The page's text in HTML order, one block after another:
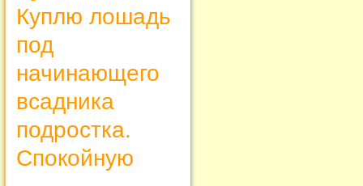
Куплю лошадь
под
начинающего
всадника
подростка.
Спокойную